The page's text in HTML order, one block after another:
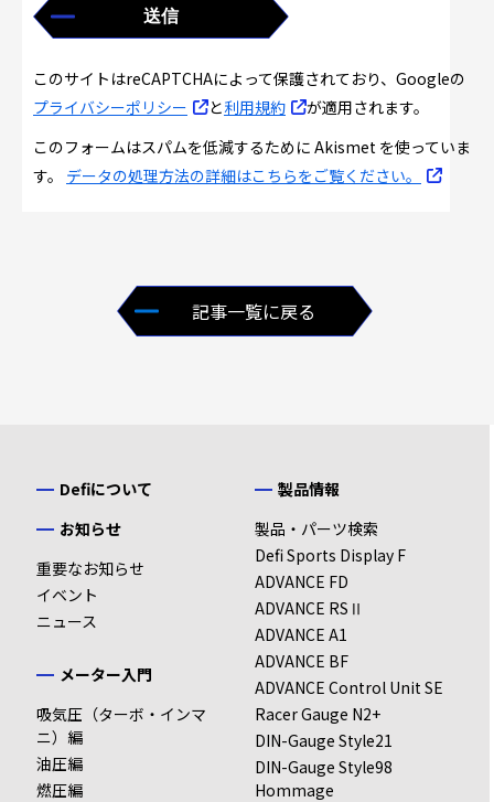
このサイトはreCAPTCHAによって保護されており、Googleの
プライバシーポリシー
と利用規約
が適用されます。
このフォームはスパムを低減するために Akismet を使っていま
す。 データの処理方法の詳細はこちらをご覧ください。
記事一覧に戻る
Defiについて
お知らせ
重要なお知らせ
イベント
ニュース
メーター入門
吸気圧（ターボ・インマ
ニ）編
油圧編
燃圧編
製品情報
製品・パーツ検索
Defi Sports Display F
ADVANCE FD
ADVANCE RSⅡ
ADVANCE A1
ADVANCE BF
ADVANCE Control Unit SE
Racer Gauge N2+
DIN-Gauge Style21
DIN-Gauge Style98
Hommage